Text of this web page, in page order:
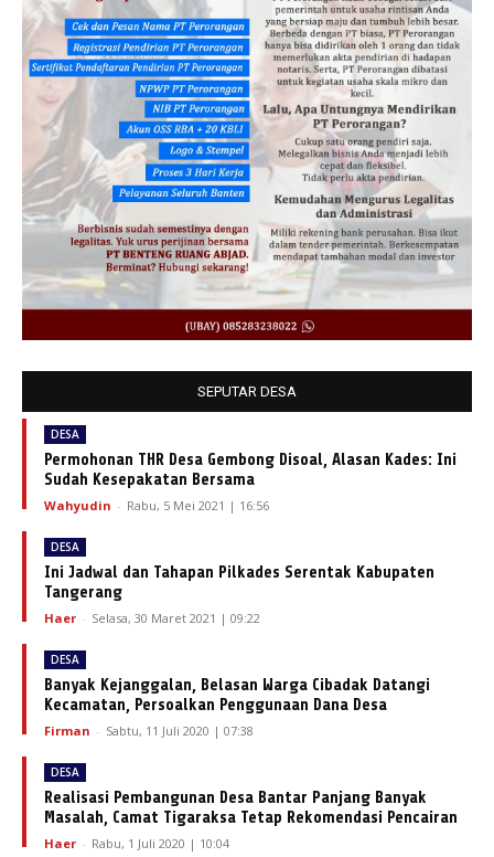
SEPUTAR DESA
DESA
Permohonan THR Desa Gembong Disoal, Alasan Kades: Ini
Sudah Kesepakatan Bersama
Wahyudin - Rabu, 5 Mei 2021 | 16:56
DESA
Ini Jadwal dan Tahapan Pilkades Serentak Kabupaten
Tangerang
Haer - Selasa, 30 Maret 2021 | 09:22
DESA
Banyak Kejanggalan, Belasan Warga Cibadak Datangi
Kecamatan, Persoalkan Penggunaan Dana Desa
Firman - Sabtu, 11 Juli 2020 | 07:38
DESA
Realisasi Pembangunan Desa Bantar Panjang Banyak
Masalah, Camat Tigaraksa Tetap Rekomendasi Pencairan
Haer - Rabu, 1 Juli 2020 | 10:04